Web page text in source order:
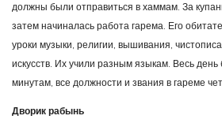
должны были отправиться в хаммам. За
затем начиналась работа гарема. Его
уроки музыки, религии, вышивания,
искусств. Их учили разным языкам. Весь
минутам, все должности и звания в гареме
Дворик рабынь